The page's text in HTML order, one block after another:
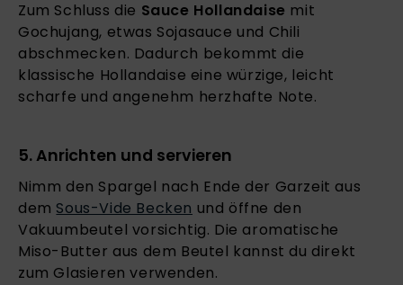
Zum Schluss die Sauce Hollandaise mit
Gochujang, etwas Sojasauce und Chili
abschmecken. Dadurch bekommt die
klassische Hollandaise eine würzige, leicht
scharfe und angenehm herzhafte Note.
5. Anrichten und servieren
Nimm den Spargel nach Ende der Garzeit aus
dem Sous-Vide Becken und öffne den
Vakuumbeutel vorsichtig. Die aromatische
Miso-Butter aus dem Beutel kannst du direkt
zum Glasieren verwenden.